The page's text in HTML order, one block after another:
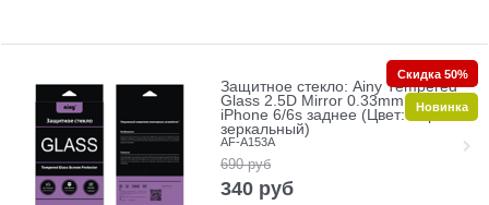
Защитное стекло: Ainy Tempered
Glass 2.5D Mirror 0.33mm для
iPhone 6/6s заднее (Цвет: Черно-
зеркальный)
AF-A153A
690 руб
340 руб
Скидка 50%
Новинка